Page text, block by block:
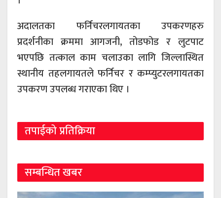
अदालतका फर्निचरलगायतका उपकरणहरु
प्रदर्शनीका क्रममा आगजनी, तोडफोड र लुटपाट
भएपछि तत्काल काम चलाउका लागि जिल्लास्थित
स्थानीय तहलगायतले फर्निचर र कम्प्युटरलगायतका
उपकरण उपलब्ध गराएका थिए ।
तपाईको प्रतिक्रिया
सम्बन्धित खबर